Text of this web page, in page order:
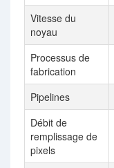
Vitesse du
noyau
Processus de
fabrication
Pipelines
Débit de
remplissage de
pixels